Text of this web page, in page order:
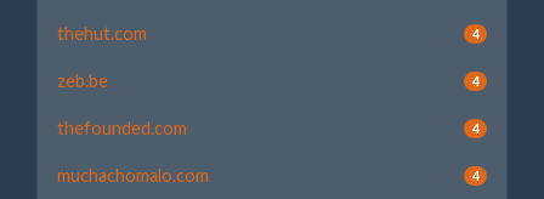
thehut.com 4
zeb.be 4
thefounded.com 4
muchachomalo.com 4